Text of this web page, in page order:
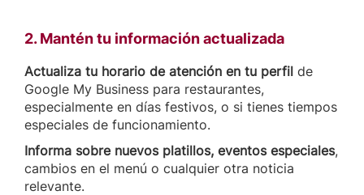
2. Mantén tu información actualizada
Actualiza tu horario de atención en tu perfil de
Google My Business para restaurantes,
especialmente en días festivos, o si tienes tiempos
especiales de funcionamiento.
Informa sobre nuevos platillos, eventos especiales,
cambios en el menú o cualquier otra noticia
relevante.